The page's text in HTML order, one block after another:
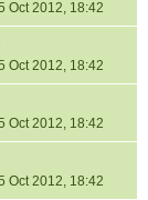
Oct 2012, 18:42
Oct 2012, 18:42
Oct 2012, 18:42
Oct 2012, 18:42